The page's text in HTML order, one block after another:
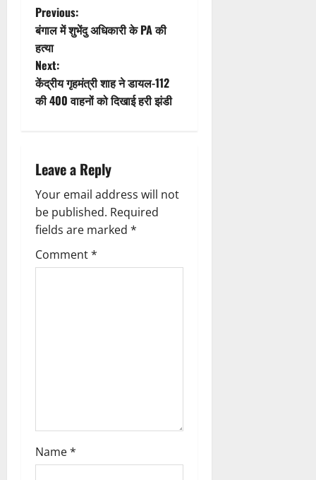
P
o
s
t
a
v
i
g
Previous:
बंगाल में शुभेंदु अधिकारी के PA की
हत्या
Next:
केंद्रीय गृहमंत्री शाह ने डायल-112
की 400 वाहनों को दिखाई हरी झंडी
Leave a Reply
Your email address will not
be published. Required
fields are marked *
Comment*
Name*